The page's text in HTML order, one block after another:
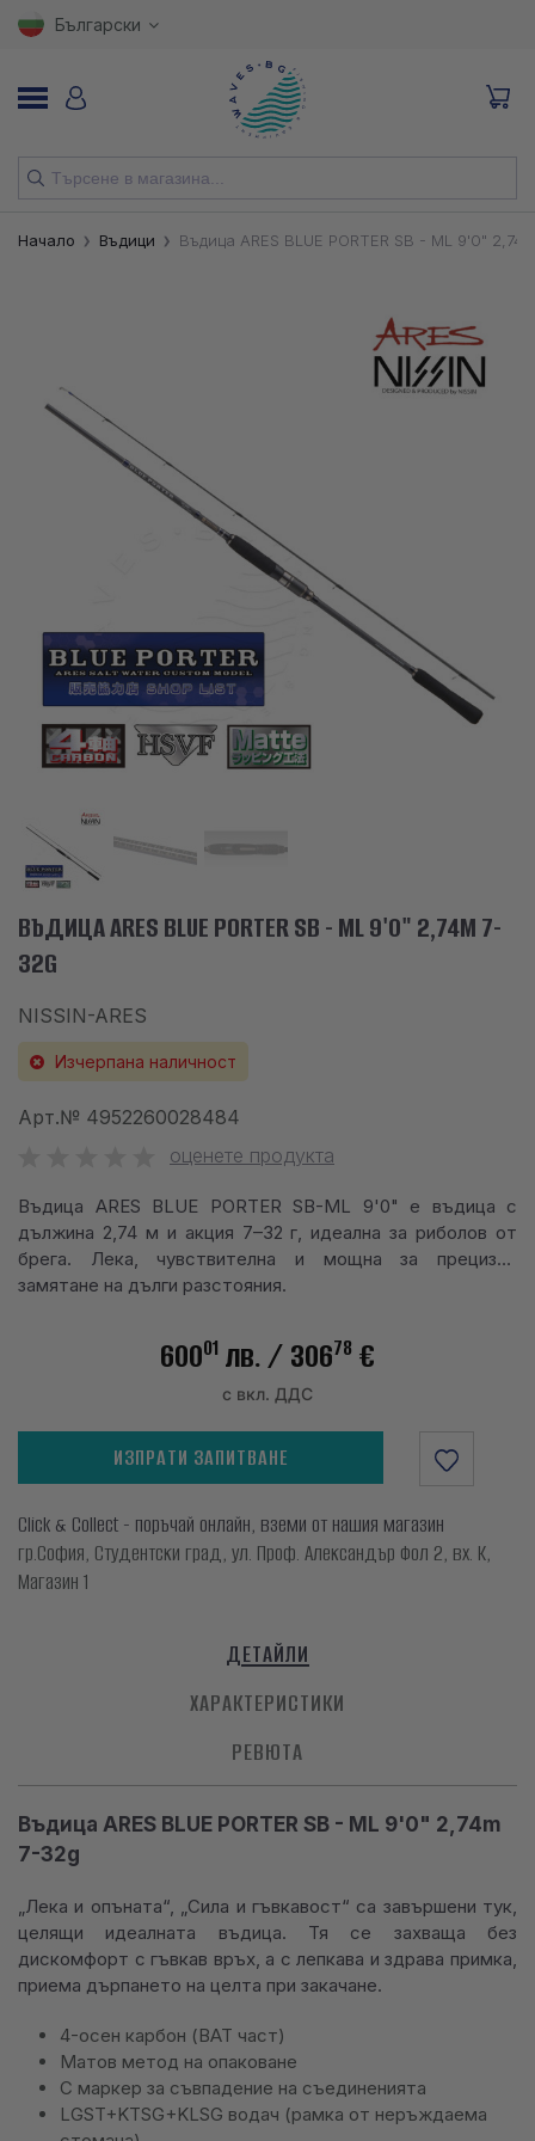
Български
НОВИ
ПРИМАМКИ
НАМАЛЕНИЯ
ПРОИЗВОДИТЕЛИ
ЛЮБИМИ
ПРОДУКТИ ЗА СРАВНЕНИЕ
ФИЗИЧЕСКИ МАГАЗИН
СОФИЯ 1700, СТУДЕНТСКИ ГРАД, УЛ. ПРОФ. АЛЕКСАНДЪР ФОЛ 2,
ВХ. К, МАГАЗИН 1
+359 896 451 888
Начало Въдици Въдица ARES BLUE PORTER SB - ML 9'0"
ВЪДИЦА ARES BLUE PORTER SB - ML 9'0" 2,74M 7-
32G
NISSIN-ARES
Изчерпана наличност
Арт.№ 4952260028484
оценете продукта
Въдица ARES BLUE PORTER SB-ML 9'0" е въдица с
дължина 2,74 м и акция 7–32 г, идеална за риболов от
брега. Лека, чувствителна и мощна за прецизно
замятане на дълги разстояния.
60001 лв./ 30678 €
с вкл. ДДС
ИЗПРАТИ ЗАПИТВАНЕ
Click & Collect - поръчай онлайн, вземи от нашия магазин
гр.София, Студентски град, ул. Проф. Александър Фол 2, вх. К,
Магазин 1
ДЕТАЙЛИ
ХАРАКТЕРИСТИКИ
РЕВЮТА
Въдица ARES BLUE PORTER SB - ML 9'0" 2,74m
7-32g
„Лека и опъната“, „Сила и гъвкавост“ са завършени тук,
целящи идеалната въдица. Тя се захваща без
дискомфорт с гъвкав връх, а с лепкава и здрава примка,
приема дърпането на целта при закачане.
4-осен карбон (BAT част)
Матов метод на опаковане
С маркер за съвпадение на съединенията
LGST+KTSG+KLSG водач (рамка от неръждаема